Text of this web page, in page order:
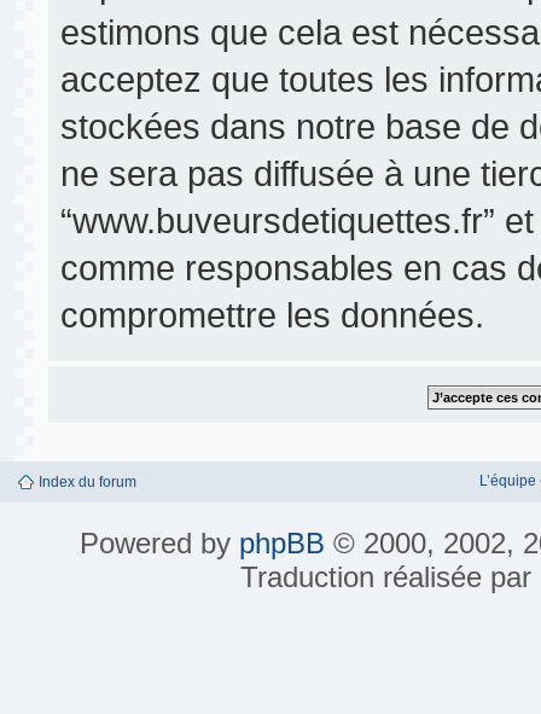
estimons que cela est
acceptez que toutes les
stockées dans notre base de
ne sera pas diffusée à une
“www.buveursdetiquettes.fr”
comme responsables en cas
compromettre les données.
Index du forum L’équipe
Powered by phpBB © 2000, 2002,
Traduction réalisée par